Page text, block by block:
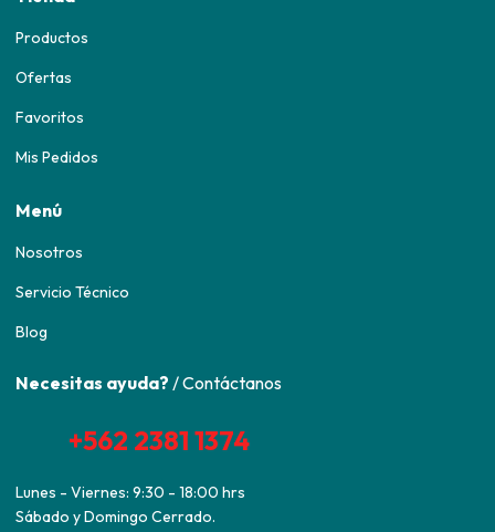
Productos
Ofertas
Favoritos
Mis Pedidos
Menú
Nosotros
Servicio Técnico
Blog
Necesitas ayuda? / Contáctanos
+562 2381 1374
Lunes - Viernes: 9:30 - 18:00 hrs
Sábado y Domingo Cerrado.